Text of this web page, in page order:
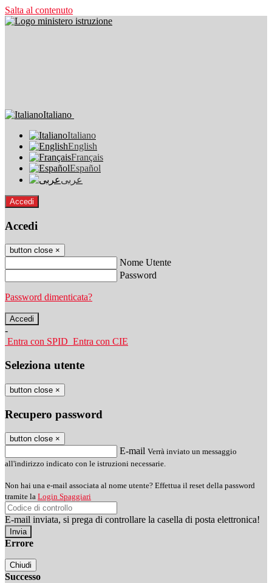
Salta al contenuto
Italiano
Italiano
English
Français
Español
عربى
Accedi
Accedi
button close ×
Nome Utente
Password
Password dimenticata?
-
Entra con SPID Entra con CIE
Seleziona utente
button close ×
Recupero password
button close ×
E-mail Verrà inviato un messaggio
all'indirizzo indicato con le istruzioni necessarie.
Non hai una e-mail associata al nome utente? Effettua il reset della password
tramite la Login Spaggiari
E-mail inviata, si prega di controllare la casella di posta elettronica!
Errore
Chiudi
Successo